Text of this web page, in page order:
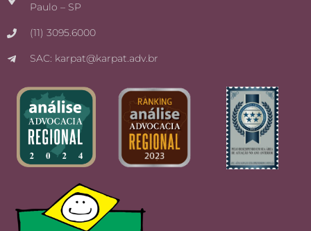
Paulo – SP
(11) 3095.6000
SAC: karpat@karpat.adv.br